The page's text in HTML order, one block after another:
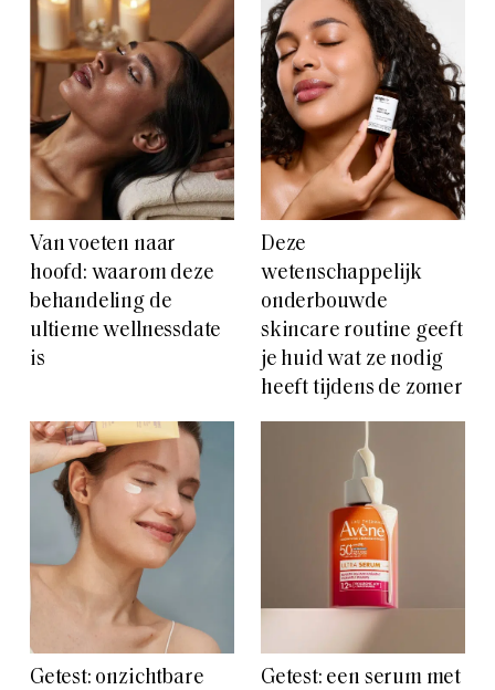
Van voeten naar
hoofd: waarom deze
behandeling de
ultieme wellnessdate
is
Deze
wetenschappelijk
onderbouwde
skincare routine geeft
je huid wat ze nodig
heeft tijdens de zomer
Getest: onzichtbare
Getest: een serum met